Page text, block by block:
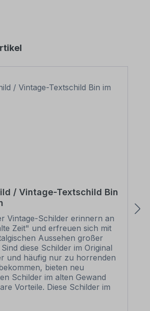
überspringen
/ Vintage-Textschild Bin
Vintage-Schilder erinnern an
Zeit" und erfreuen sich mit
Aussehen großer
diese Schilder im Original
und häufig nur zu horrenden
bieten neu
Schilder im alten Gewand
Vorteile. Diese Schilder im